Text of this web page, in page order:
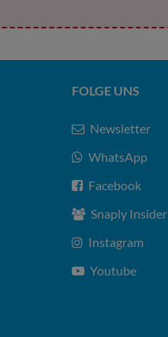
FOLGE UNS
Newsletter
WhatsApp
Facebook
Snaply Insider
Instagram
Youtube